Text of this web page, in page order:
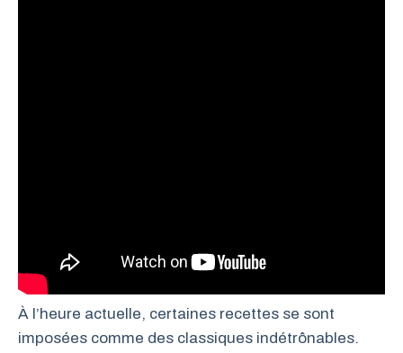
À l’heure actuelle, certaines recettes se sont
imposées comme des classiques indétrônables.